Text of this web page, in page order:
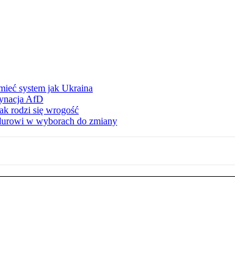
system jak Ukraina
AfD
rodzi się wrogość
w wyborach do zmiany